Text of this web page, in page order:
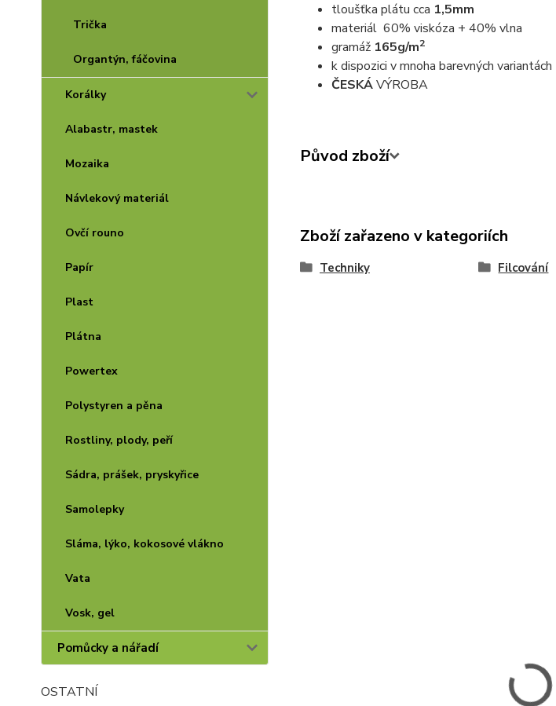
Trička
Organtýn, fáčovina
Korálky
Alabastr, mastek
Mozaika
Návlekový materiál
Ovčí rouno
Papír
Plast
Plátna
Powertex
Polystyren a pěna
Rostliny, plody, peří
Sádra, prášek, pryskyřice
Samolepky
Sláma, lýko, kokosové vlákno
Vata
Vosk, gel
Pomůcky a nářadí
OSTATNÍ
tloušťka plátu cca 1,5mm
materiál 60% viskóza + 40% vlna
gramáž 165g/m2
k dispozici v mnoha barevných variantách
ČESKÁVÝROBA
Původ zboží
Zboží zařazeno v kategoriích
Techniky Filcování